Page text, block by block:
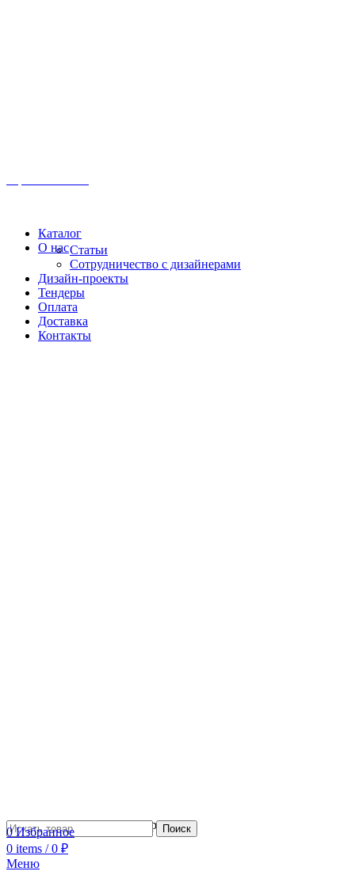
Каталог
О насСтатьи
Сотрудничество с дизайнерами
Дизайн-проекты
Тендеры
Оплата
Доставка
Контакты
Сотрудничество с дизайнерамиПоиск
0Избранное
0 items / 0 ₽
Меню